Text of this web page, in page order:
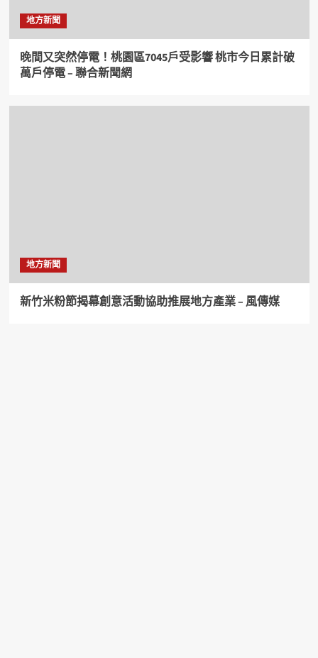
地方新聞
晚間又突然停電！桃園區7045戶受影響 桃市今日累計破
萬戶停電 – 聯合新聞網
地方新聞
新竹米粉節揭幕創意活動協助推展地方產業 – 風傳媒